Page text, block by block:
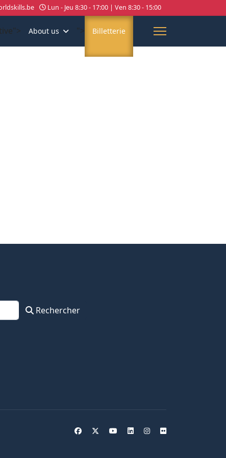
Lun - Jeu 8:30 - 17:00 | Ven 8:30 - 15:00
About us "> Billetterie
Rechercher